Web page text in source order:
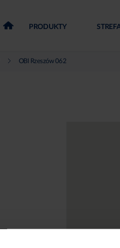
PRODUKTY
OBI Rzeszów 062